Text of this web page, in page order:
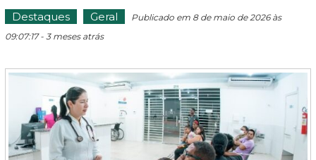
Destaques Geral
Publicado em 8 de maio de 2026 às
09:07:17 - 3 meses atrás